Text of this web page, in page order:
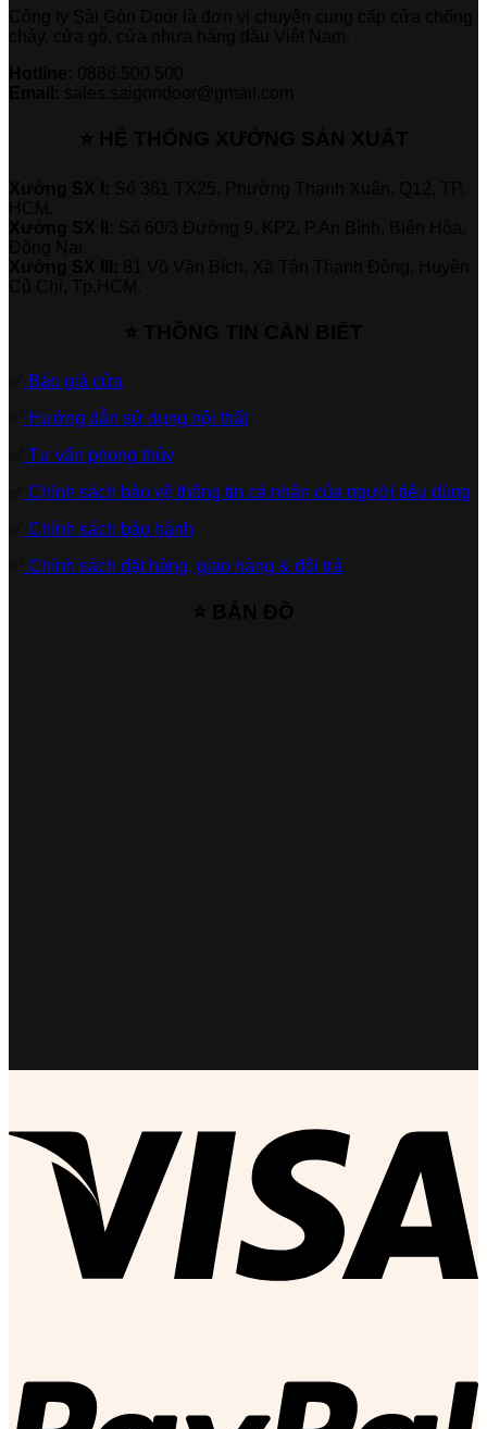
Báo giá cửa
Hướng dẫn sử dụng nội thất
Tư vấn phong thủy
Chính sách bảo vệ thông tin cá nhân của người tiêu dùng
Chính sách bảo hành
Chính sách đặt hàng, giao hàng & đổi trả